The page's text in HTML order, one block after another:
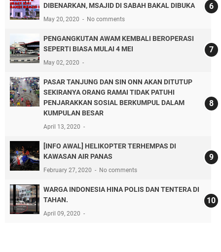
DIBENARKAN, MSAJID DI SABAH BAKAL DIBUKA
May 20, 2020 No comments
PENGANGKUTAN AWAM KEMBALI BEROPERASI
SEPERTI BIASA MULAI 4 MEI
May 02, 2020
PASAR TANJUNG DAN SIN ONN AKAN DITUTUP
SEKIRANYA ORANG RAMAI TIDAK PATUHI
PENJARAKKAN SOSIAL BERKUMPUL DALAM
KUMPULAN BESAR
April 13, 2020
[INFO AWAL] HELIKOPTER TERHEMPAS DI
KAWASAN AIR PANAS
February 27, 2020 No comments
WARGA INDONESIA HINA POLIS DAN TENTERA DI
TAHAN.
April 09, 2020